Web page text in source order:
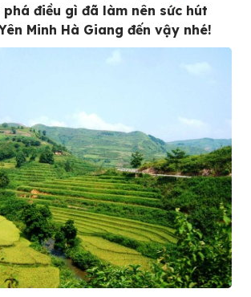
điều gì đã làm nên sức hút
Minh Hà Giang đến vậy nhé!